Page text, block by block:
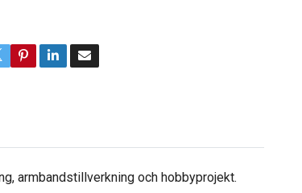
armbandstillverkning och hobbyprojekt.